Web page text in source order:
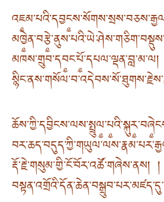
རྡོ་རྗེ་གསུམ་གྱི་ངོ་བོར་འཚོ་གཞེས་ནས། །